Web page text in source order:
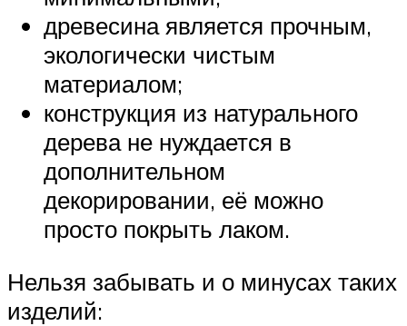
древесина является прочным,
экологически чистым
материалом;
конструкция из натурального
дерева не нуждается в
дополнительном
декорировании, её можно
просто покрыть лаком.
Нельзя забывать и о минусах таких
изделий: